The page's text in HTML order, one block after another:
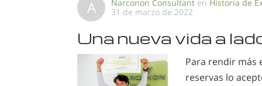
A Narconon Consultant en Historia de
31 de marzo de 2022
Una nueva vida a
Para rendir más
reservas lo